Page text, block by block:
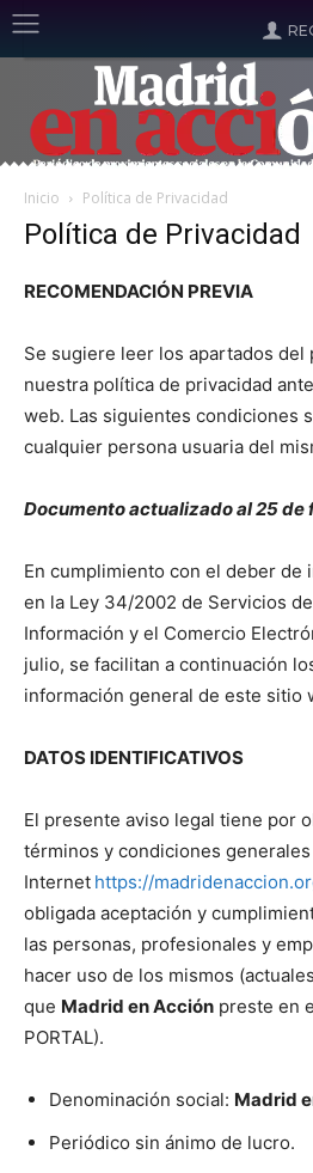
Inicio Política de Privacidad
Política de Privacidad
RECOMENDACIÓN PREVIA
Se sugiere leer los apartados del
nuestra política de privacidad
web. Las siguientes condiciones
cualquier persona usuaria del
Documento actualizado al 25 de
En cumplimiento con el deber de
en la Ley 34/2002 de Servicios
Información y el Comercio
julio, se facilitan a continuación
información general de este sitio
DATOS IDENTIFICATIVOS
El presente aviso legal tiene por
términos y condiciones generales
Internet https://
obligada aceptación y
las personas, profesionales y
hacer uso de los mismos
que Madrid en Acción preste en
PORTAL).
Denominación social: Madrid
Periódico sin ánimo de lucro.